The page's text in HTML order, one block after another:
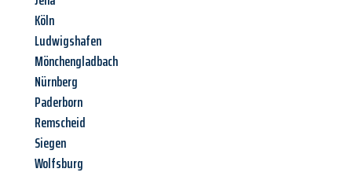
Köln
Ludwigshafen
Mönchengladbach
Nürnberg
Paderborn
Remscheid
Siegen
Wolfsburg